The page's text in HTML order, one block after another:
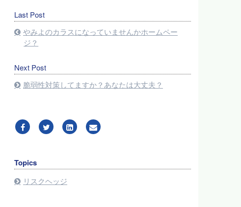
Last Post
やみよのカラスになっていませんかホームペー
ジ？
Next Post
脆弱性対策してますか？あなたは大丈夫？
Topics
リスクヘッジ